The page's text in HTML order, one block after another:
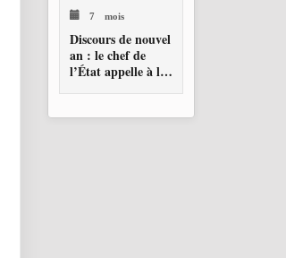
7 mois
Discours de nouvel
an : le chef de
l’État appelle à la